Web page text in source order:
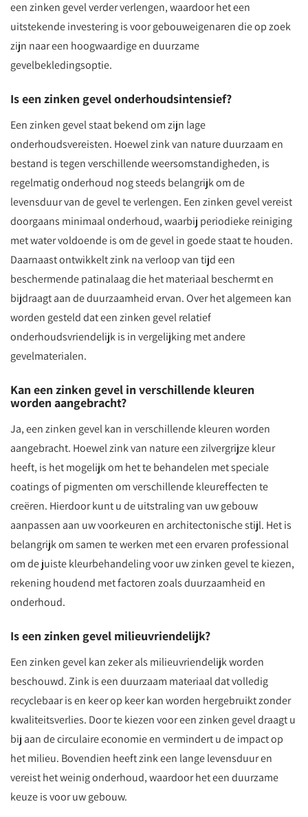
een zinken gevel verder verlengen, waardoor het een
uitstekende investering is voor gebouweigenaren die op zoek
zijn naar een hoogwaardige en duurzame
gevelbekledingsoptie.
Is een zinken gevel onderhoudsintensief?
Een zinken gevel staat bekend om zijn lage
onderhoudsvereisten. Hoewel zink van nature duurzaam en
bestand is tegen verschillende weersomstandigheden, is
regelmatig onderhoud nog steeds belangrijk om de
levensduur van de gevel te verlengen. Een zinken gevel vereist
doorgaans minimaal onderhoud, waarbij periodieke reiniging
met water voldoende is om de gevel in goede staat te houden.
Daarnaast ontwikkelt zink na verloop van tijd een
beschermende patinalaag die het materiaal beschermt en
bijdraagt aan de duurzaamheid ervan. Over het algemeen kan
worden gesteld dat een zinken gevel relatief
onderhoudsvriendelijk is in vergelijking met andere
gevelmaterialen.
Kan een zinken gevel in verschillende kleuren
worden aangebracht?
Ja, een zinken gevel kan in verschillende kleuren worden
aangebracht. Hoewel zink van nature een zilvergrijze kleur
heeft, is het mogelijk om het te behandelen met speciale
coatings of pigmenten om verschillende kleureffecten te
creëren. Hierdoor kunt u de uitstraling van uw gebouw
aanpassen aan uw voorkeuren en architectonische stijl. Het is
belangrijk om samen te werken met een ervaren professional
om de juiste kleurbehandeling voor uw zinken gevel te kiezen,
rekening houdend met factoren zoals duurzaamheid en
onderhoud.
Is een zinken gevel milieuvriendelijk?
Een zinken gevel kan zeker als milieuvriendelijk worden
beschouwd. Zink is een duurzaam materiaal dat volledig
recyclebaar is en keer op keer kan worden hergebruikt zonder
kwaliteitsverlies. Door te kiezen voor een zinken gevel draagt u
bij aan de circulaire economie en vermindert u de impact op
het milieu. Bovendien heeft zink een lange levensduur en
vereist het weinig onderhoud, waardoor het een duurzame
keuze is voor uw gebouw.